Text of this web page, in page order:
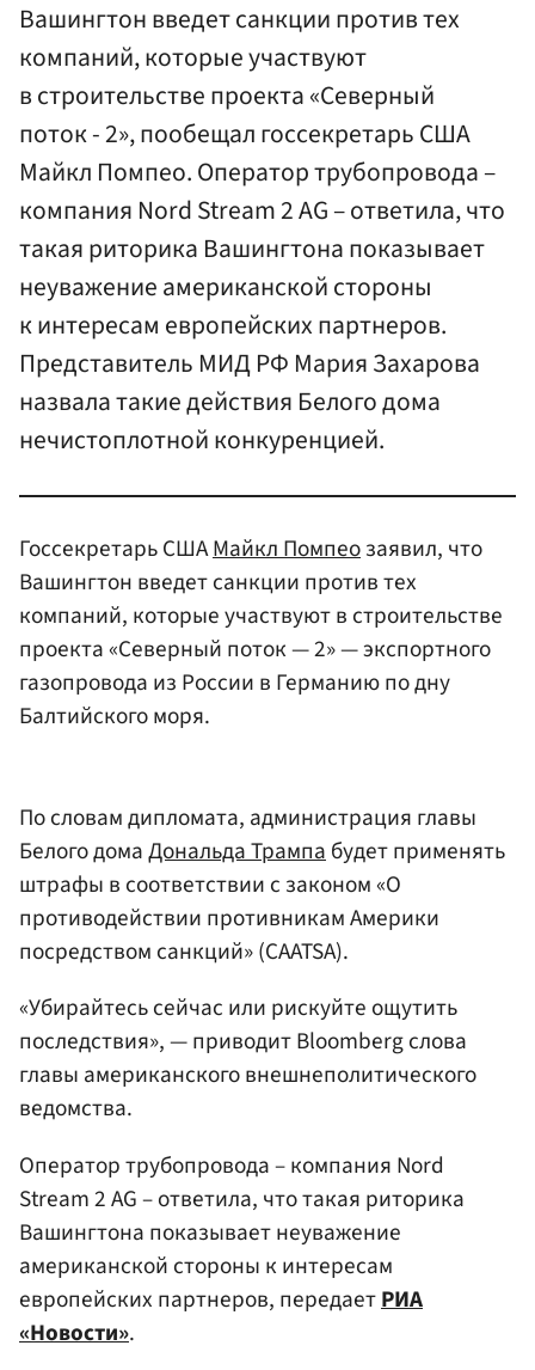
Вашингтон введет санкции против тех
компаний, которые участвуют
в строительстве проекта «Северный
поток - 2», пообещал госсекретарь США
Майкл Помпео. Оператор трубопровода –
компания Nord Stream 2 AG – ответила, что
такая риторика Вашингтона показывает
неуважение американской стороны
к интересам европейских партнеров.
Представитель МИД РФ Мария Захарова
назвала такие действия Белого дома
нечистоплотной конкуренцией.
Госсекретарь СШАМайкл Помпеозаявил, что
Вашингтон введет санкции против тех
компаний, которые участвуют в строительстве
проекта «Северный поток — 2» — экспортного
газопровода из России в Германию по дну
Балтийского моря.
По словам дипломата, администрация главы
Белого домаДональда Трампабудет применять
штрафы в соответствии с законом «О
противодействии противникам Америки
посредством санкций» (CAATSA).
«Убирайтесь сейчас или рискуйте ощутить
последствия», — приводит Bloomberg слова
главы американского внешнеполитического
ведомства.
Оператор трубопровода – компания Nord
Stream 2 AG – ответила, что такая риторика
Вашингтона показывает неуважение
американской стороны к интересам
европейских партнеров, передаетРИА
«Новости».